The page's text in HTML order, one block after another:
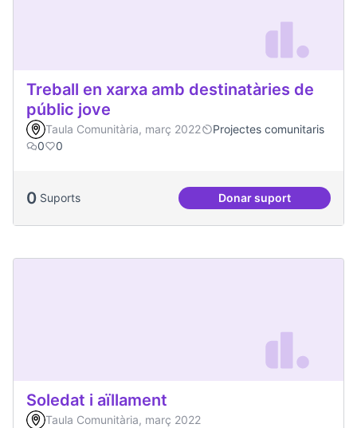
Treball en xarxa amb destinatàries de
públic jove
Taula Comunitària, març 2022
Projectes comunitaris
0
0
0 Suports Donar suportTreball en xarxa
Soledat i aïllament
Taula Comunitària, març 2022